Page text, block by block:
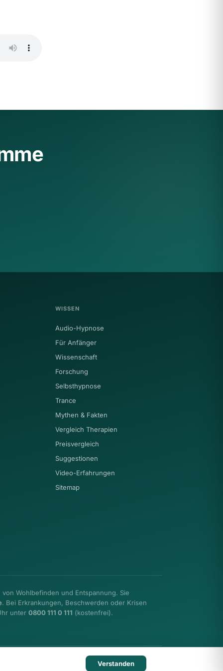
WISSEN
Audio-Hypnose
Für Anfänger
Wissenschaft
Forschung
Selbsthypnose
Trance
Mythen & Fakten
Vergleich Therapien
Preisvergleich
Suggestionen
Video-Erfahrungen
Sitemap
Wohlbefinden und Entspannung. Sie
. Bei Erkrankungen, Beschwerden oder Krisen
unter 0800 111 0 111 (kostenfrei).
ImpressumDatenschutz
Verstanden